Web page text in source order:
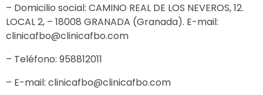
– Domicilio social: CAMINO REAL DE LOS NEVEROS, 12.
LOCAL 2, – 18008 GRANADA (Granada). E-mail:
clinicafbo@clinicafbo.com
– Teléfono: 958812011
– E-mail: clinicafbo@clinicafbo.com